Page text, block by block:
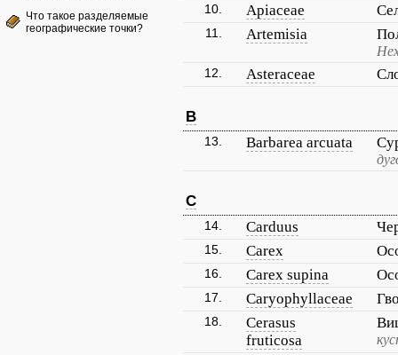
Что такое разделяемые
географические точки?
10. Apiaceae
11. Artemisia
12. Asteraceae
B
13. Barbarea arcuata
C
14. Carduus
15. Carex
16. Carex supina
17. Caryophyllaceae
18.
Cerasus
fruticosa